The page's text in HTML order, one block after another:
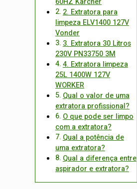
2. Extratora para
limpeza ELV1400 127V
Vonder
3. Extratora 30 Litros
230V PN33750 3M
4. Extratora limpeza
25L 1400W 127V
WORKER
Qual o valor de uma
extratora profissional?
O que pode ser limpo
com a extratora?
Qual a potência de
uma extratora?
Qual a diferença entre
aspirador e extratora?